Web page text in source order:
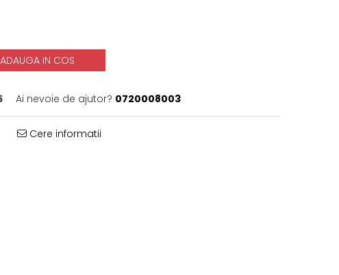
ADAUGA IN COS
Ai nevoie de ajutor? 0720008003
Cere informatii